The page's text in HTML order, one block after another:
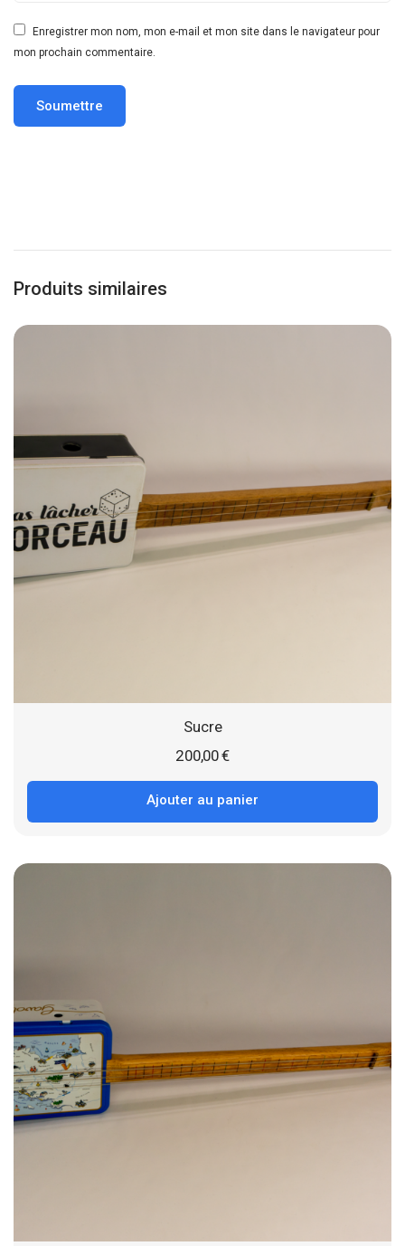
Enregistrer mon nom, mon e-mail et mon site dans le navigateur pour
mon prochain commentaire.
Produits similaires
Sucre
200,00€
Ajouter au panier